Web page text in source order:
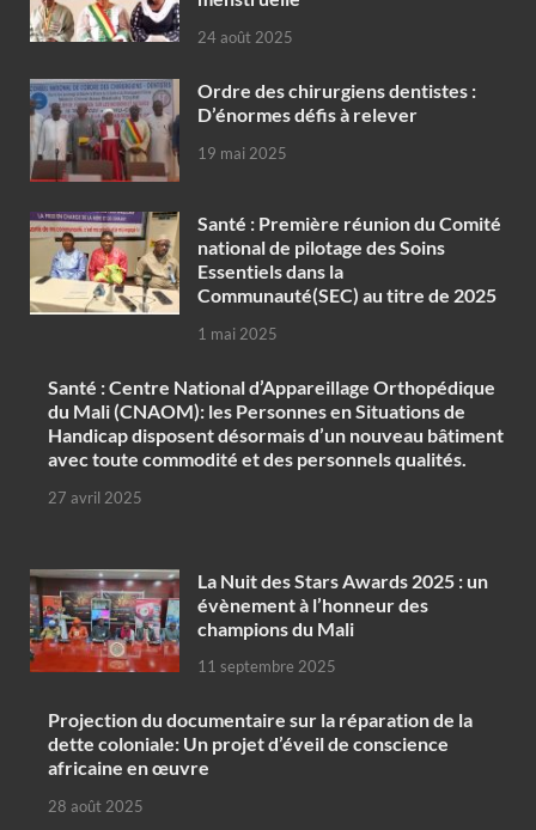
24 août 2025
Ordre des chirurgiens dentistes :
D’énormes défis à relever
19 mai 2025
Santé : Première réunion du Comité
national de pilotage des Soins
Essentiels dans la
Communauté(SEC) au titre de 2025
1 mai 2025
Santé : Centre National d’Appareillage Orthopédique
du Mali (CNAOM): les Personnes en Situations de
Handicap disposent désormais d’un nouveau bâtiment
avec toute commodité et des personnels qualités.
27 avril 2025
‎La Nuit des Stars Awards 2025 : un
évènement à l’honneur des
champions du Mali
11 septembre 2025
Projection du documentaire sur la réparation de la
dette coloniale: Un projet d’éveil de conscience
africaine en œuvre‎
28 août 2025